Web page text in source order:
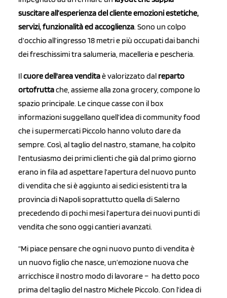
suscitare all’esperienza del cliente emozioni estetiche,
servizi, funzionalità ed accoglienza. Sono un colpo
d’occhio all’ingresso 18 metri e più occupati dai banchi
dei freschissimi tra salumeria, macelleria e pescheria.
Ilcuore dell'area venditaè valorizzato dal reparto
ortofruttache, assieme alla zona grocery, compone lo
spazio principale. Le cinque casse con il box
informazioni suggellano quell’idea di community food
che i supermercati Piccolo hanno voluto dare da
sempre. Così, al taglio del nastro, stamane, ha colpito
l’entusiasmo dei primi clienti che già dal primo giorno
erano in fila ad aspettare l’apertura del nuovo punto
di vendita che si è aggiunto ai sedici esistenti tra la
provincia di Napoli soprattutto quella di Salerno
precedendo di pochi mesi l’apertura dei nuovi punti di
vendita che sono oggi cantieri avanzati.
“Mi piace pensare che ogni nuovo punto di vendita è
un nuovo figlio che nasce, un’emozione nuova che
arricchisce il nostro modo di lavorare – ha detto poco
prima del taglio del nastro Michele Piccolo. Con l’idea di